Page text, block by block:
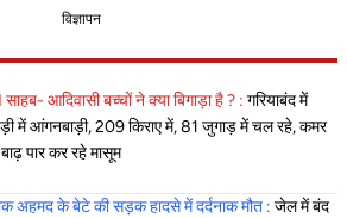
विज्ञापन
आदिवासी बच्चों ने क्या बिगाड़ा है ? : गरियाबंद में
में आंगनबाड़ी, 209 किराए में, 81 जुगाड़ में चल रहे, कमर
पार कर रहे मासूम
अहमद के बेटे की सड़क हादसे में दर्दनाक मौत : जेल में बंद